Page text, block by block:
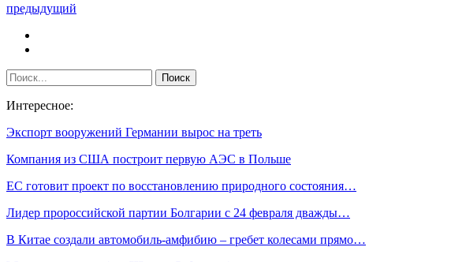
предыдущий
Интересное:
Экспорт вооружений Германии вырос на треть
Компания из США построит первую АЭС в Польше
ЕС готовит проект по восстановлению природного состояния…
Лидер пророссийской партии Болгарии с 24 февраля дважды…
В Китае создали автомобиль-амфибию – гребет колесами прямо…